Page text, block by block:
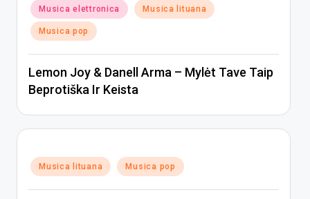
Posted
in
Musica elettronica Musica lituana
Musica pop
Lemon Joy & Danell Arma – Mylėt Tave Taip
Beprotiška Ir Keista
Posted
in
Musica lituana Musica pop